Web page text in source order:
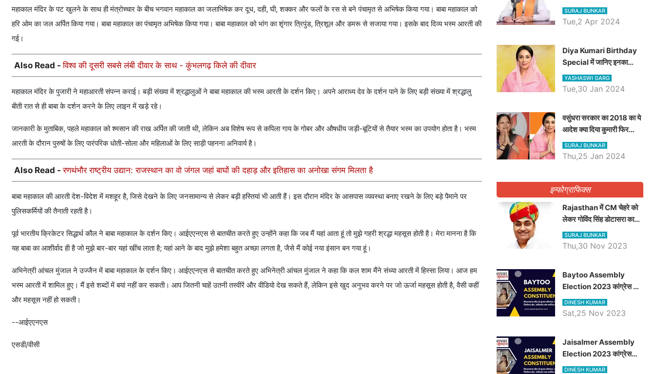
महाकाल मंदिर के पट खुलने के साथ ही मंत्रोच्चार के बीच भगवान महाकाल का जलाभिषेक कर दूध, दही, घी, शक्कर और फलों के रस से बने पंचामृत से अभिषेक किया गया। बाबा महाकाल को
हरि ओम का जल अर्पित किया गया। बाबा महाकाल का पंचामृत अभिषेक किया गया। बाबा महाकाल को भांग का शृंगार त्रिपुंड, त्रिशूल और डमरू से सजाया गया। इसके बाद दिव्य भस्म आरती की
गई।
Also Read -विश्व की दूसरी सबसे लंबी दीवार के साथ - कुंभलगढ़ किले की दीवार
महाकाल मंदिर के पुजारी ने महाआरती संपन्न कराई। बड़ी संख्या में श्रद्धालुओं ने बाबा महाकाल की भस्म आरती के दर्शन किए। अपने आराध्य देव के दर्शन पाने के लिए बड़ी संख्या में श्रद्धालु
बीती रात से ही बाबा के दर्शन करने के लिए लाइन में खड़े रहे।
जानकारी के मुताबिक, पहले महाकाल को श्मसान की राख अर्पित की जाती थी, लेकिन अब विशेष रूप से कपिला गाय के गोबर और औषधीय जड़ी-बूटियों से तैयार भस्म का उपयोग होता है। भस्म
आरती के दौरान पुरुषों के लिए पारंपरिक धोती-सोला और महिलाओं के लिए साड़ी पहनना अनिवार्य है।
Also Read -रणथंभौर राष्ट्रीय उद्यान: राजस्थान का वो जंगल जहां बाघों की दहाड़ और इतिहास का अनोखा संगम मिलता है
बाबा महाकाल की आरती देश-विदेश में मशहूर है, जिसे देखने के लिए जनसामान्य से लेकर बड़ी हस्तियां भी आती हैं। इस दौरान मंदिर के आसपास व्यवस्था बनाए रखने के लिए बड़े पैमाने पर
पुलिसकर्मियों की तैनाती रहती है।
पूर्व भारतीय क्रिकेटर सिद्धार्थ कौल ने बाबा महाकाल के दर्शन किए। आईएएनएस से बातचीत करते हुए उन्होंने कहा कि जब मैं यहां आता हूं तो मुझे गहरी श्रद्धा महसूस होती है। मेरा मानना ​​है कि
यह बाबा का आशीर्वाद ही है जो मुझे बार-बार यहां खींच लाता है; यहां आने के बाद मुझे हमेशा बहुत अच्छा लगता है, जैसे मैं कोई नया इंसान बन गया हूं।
अभिनेत्री आंचल मुंजाल ने उज्जैन में बाबा महाकाल के दर्शन किए। आईएएनएस से बातचीत करते हुए अभिनेत्री आंचल मुंजाल ने कहा कि कल शाम मैंने संध्या आरती में हिस्सा लिया। आज हम
भस्म आरती में शामिल हुए। मैं इसे शब्दों में बयां नहीं कर सकती। आप जितनी चाहें उतनी तस्वीरें और वीडियो देख सकते हैं, लेकिन इसे खुद अनुभव करने पर जो ऊर्जा महसूस होती है, वैसी कहीं
और महसूस नहीं हो सकती।
--आईएएनएस
एसडी/वीसी
राजस्थान में कोटपूतली में करेंगे
विशाल रैली, एक सभा से 8 सीटों
SURAJ BUNKAR
Tue,2 Apr 2024
Diya Kumari Birthday
Special में जानिए इनका
राजकुमारी से राजस्थान की
डिप्टी सीएम बनने तक का सफर,
YASHASWI GARG
Tue,30 Jan 2024
वसुंधरा सरकार का 2018 का ये
आदेश क्या दिया कुमारी फिर
करेंगी लागू? कांग्रेस सरकार ने
किया था निरस्त
SURAJ BUNKAR
Thu,25 Jan 2024
इन्फोग्राफिक्स
Rajasthan में CM चेहरे को
लेकर गोविंद सिंह डोटासरा का
बड़ा बयान आया सामने, जानें
विचार
SURAJ BUNKAR
Thu,30 Nov 2023
Baytoo Assembly
Election 2023 कांग्रेस से
हरीश चौधरी तो बालाराम मुंड होंगे
भाजपा उम्मीदवार, जानिये बायतू
DINESH KUMAR
Sat,25 Nov 2023
​​​​​​​Jaisalmer Assembly
Election 2023 कांग्रेस
रूपा राम मेघवाल तो छोटु सिंह
DINESH KUMAR